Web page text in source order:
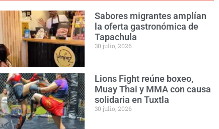
Sabores migrantes amplían
la oferta gastronómica de
Tapachula
30 julio, 2026
Lions Fight reúne boxeo,
Muay Thai y MMA con causa
solidaria en Tuxtla
30 julio, 2026